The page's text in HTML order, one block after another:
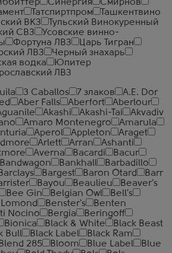
Синергия
Смирнов
Татспиртпром
Ташкентвино
ВКЗ
Тульский Винокуренный
СВЗ
Усовские винно-
Фортуна ЛВЗ
Царь Тигран
ЛВЗ
Черный знахарь
водка
Юпитер
ЛВЗ
3 Caballos 7 злаков
A.E. Dor
Aber Falls Aberfort
Aberlour
Akashi Akashi-Tai
Akvadiv
Amaro Montenegro
Amarula
Aperol Appleton
Araget
Arlett Arran
Ashanti
Averna Bacardi
Bacur
Bandwagon Bankhall
Barbadillo
Barclays Bargest Baron Otard
Barr
Bayou Beaulieu
Beaver's
Bee Gin Belgian Owl
Bell's
Benster's
Benten
Nocino Bergia
Beringoff
Bionica Black & White
Black Beast
Bull Black Label
Black Ram
Blend 285 Bloom Blue Label
Blue